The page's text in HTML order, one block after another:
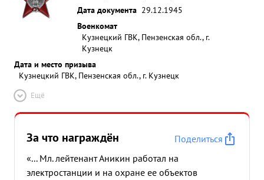
Дата документа 29.12.1945
Военкомат
Кузнецкий ГВК, Пензенская обл., г.
Кузнецк
Дата и место призыва
Кузнецкий ГВК, Пензенская обл., г. Кузнецк
Ещё
За что награждён
Поделиться
«... Мл. лейтенант Аникин работал на
электростанции и на охране ее объектов